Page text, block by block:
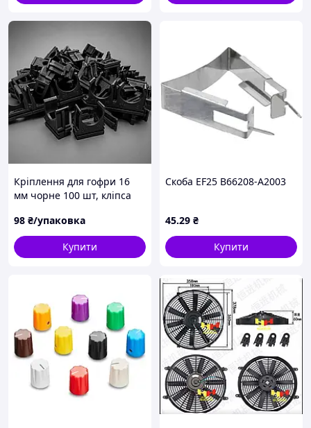
Кріплення для гофри 16
мм чорне 100 шт, кліпса
гофрованої труби
98 ₴/упаковка
Купити
Скоба EF25 B66208-A2003
45.29 ₴
Купити